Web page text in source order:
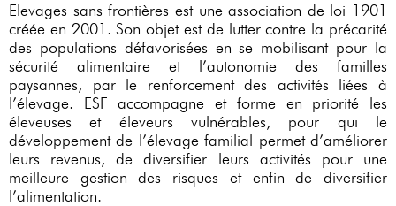
Elevages sans frontières est une association de loi 1901
créée en 2001. Son objet est de lutter contre la précarité
des populations défavorisées en se mobilisant pour la
sécurité alimentaire et l’autonomie des familles
paysannes, par le renforcement des activités liées à
l’élevage. ESF accompagne et forme en priorité les
éleveuses et éleveurs vulnérables, pour qui le
développement de l’élevage familial permet d’améliorer
leurs revenus, de diversifier leurs activités pour une
meilleure gestion des risques et enfin de diversifier
l’alimentation.